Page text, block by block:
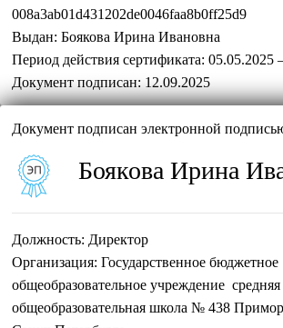
008a3ab01d431202de0046faa8b0ff25d9
Выдан: Боякова Ирина Ивановна
Период действия сертификата: 05.05.2025
Документ подписан: 12.09.2025
Документ подписан электронной
Боякова Ирина
Должность: Директор
Организация: Государственное бюджетное
общеобразовательное учреждение средняя
общеобразовательная школа № 438